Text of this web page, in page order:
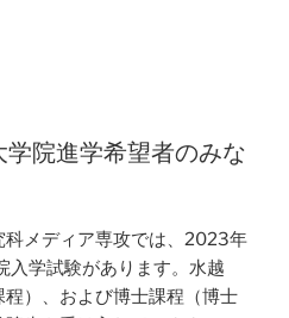
院進学希望者のみな
科メディア専攻では、2023年
学試験があります。水越
）、および博士課程（博士